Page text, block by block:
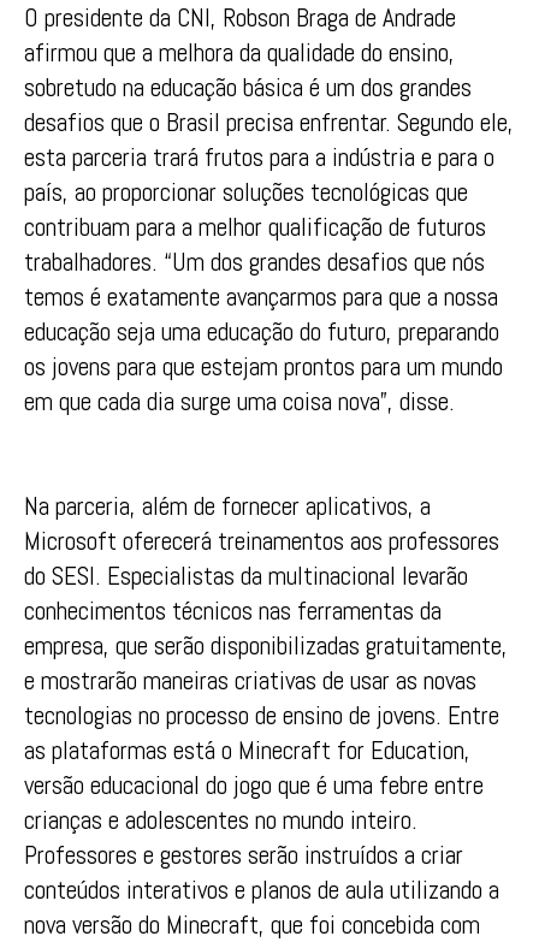
O presidente da CNI, Robson Braga de Andrade
afirmou que a melhora da qualidade do ensino,
sobretudo na educação básica é um dos grandes
desafios que o Brasil precisa enfrentar. Segundo ele,
esta parceria trará frutos para a indústria e para o
país, ao proporcionar soluções tecnológicas que
contribuam para a melhor qualificação de futuros
trabalhadores. “Um dos grandes desafios que nós
temos é exatamente avançarmos para que a nossa
educação seja uma educação do futuro, preparando
os jovens para que estejam prontos para um mundo
em que cada dia surge uma coisa nova”, disse.
Na parceria, além de fornecer aplicativos, a
Microsoft oferecerá treinamentos aos professores
do SESI. Especialistas da multinacional levarão
conhecimentos técnicos nas ferramentas da
empresa, que serão disponibilizadas gratuitamente,
e mostrarão maneiras criativas de usar as novas
tecnologias no processo de ensino de jovens. Entre
as plataformas está o Minecraft for Education,
versão educacional do jogo que é uma febre entre
crianças e adolescentes no mundo inteiro.
Professores e gestores serão instruídos a criar
conteúdos interativos e planos de aula utilizando a
nova versão do Minecraft, que foi concebida com